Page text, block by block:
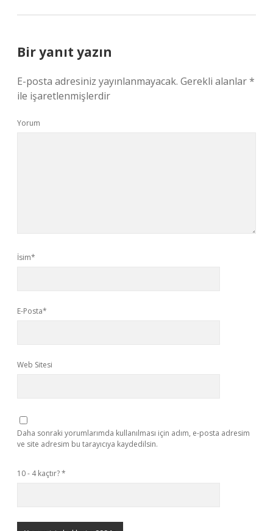
Bir yanıt yazın
E-posta adresiniz yayınlanmayacak. Gerekli alanlar*
ile işaretlenmişlerdir
Yorum
İsim*
E-Posta*
Web Sitesi
Daha sonraki yorumlarımda kullanılması için adım, e-posta adresim
ve site adresim bu tarayıcıya kaydedilsin.
10 - 4 kaçtır?*